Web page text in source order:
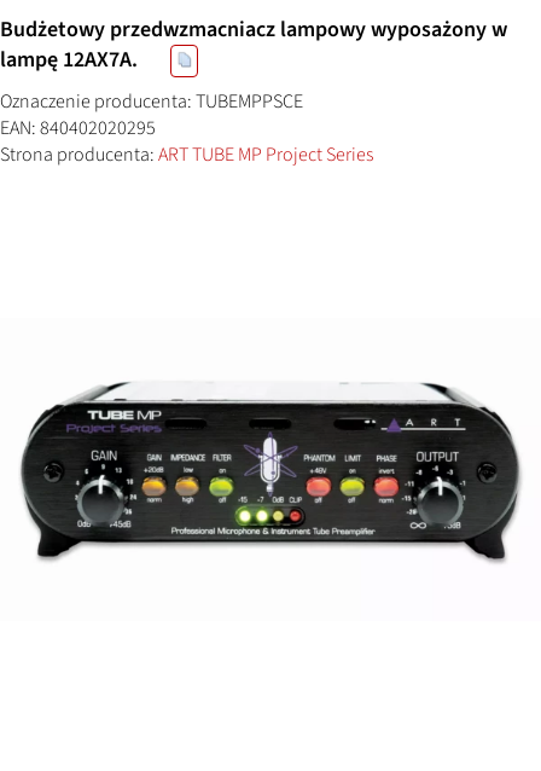
Budżetowy przedwzmacniacz lampowy wyposażony w
lampę 12AX7A.
Oznaczenie producenta: TUBEMPPSCE
EAN: 840402020295
Strona producenta:ART TUBE MP Project Series